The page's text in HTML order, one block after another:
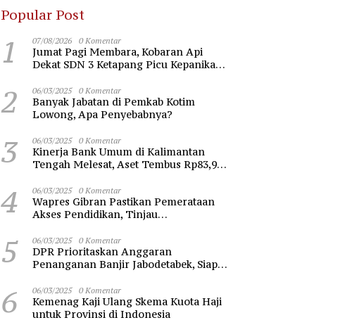
Popular Post
1 07/08/2026 0 Komentar
Jumat Pagi Membara, Kobaran Api
Dekat SDN 3 Ketapang Picu Kepanikan
2 06/03/2025 0 Komentar
Banyak Jabatan di Pemkab Kotim
Lowong, Apa Penyebabnya?
3 06/03/2025 0 Komentar
Kinerja Bank Umum di Kalimantan
Tengah Melesat, Aset Tembus Rp83,98
4 06/03/2025 0 Komentar
Wapres Gibran Pastikan Pemerataan
Akses Pendidikan, Tinjau
Nawawi Banten
5 06/03/2025 0 Komentar
DPR Prioritaskan Anggaran
Penanganan Banjir Jabodetabek, Siap
6 06/03/2025 0 Komentar
Kemenag Kaji Ulang Skema Kuota Haji
untuk Provinsi di Indonesia